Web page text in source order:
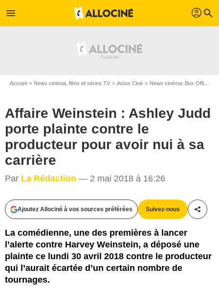
menu profil search
Accueil News cinéma, films et séries TV Actus Ciné News cinéma: Box Office
Affaire Weinstein : Ashley Judd
porte plainte contre le
producteur pour avoir nui à sa
carrière
Par La Rédaction — 2 mai 2018 à 16:26
Ajoutez Allociné à vos sources préférées Suivez-nous
La comédienne, une des premières à lancer
l’alerte contre Harvey Weinstein, a déposé une
plainte ce lundi 30 avril 2018 contre le producteur
qui l’aurait écartée d’un certain nombre de
tournages.
Metropolitan FilmExport